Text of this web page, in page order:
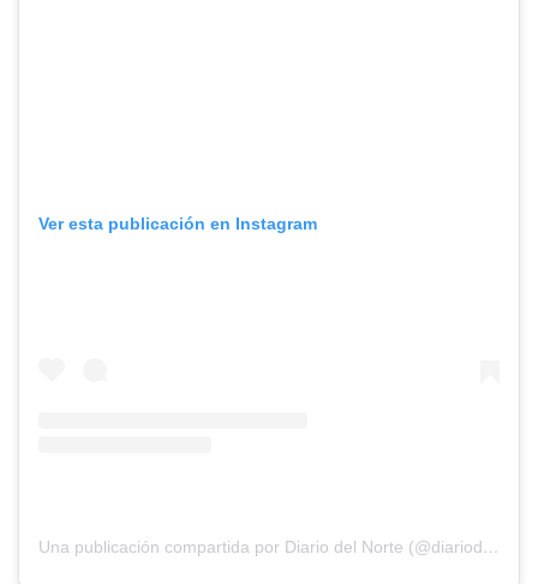
Ver esta publicación en Instagram
Una publicación compartida por Diario del Norte (@diariodelnorte)